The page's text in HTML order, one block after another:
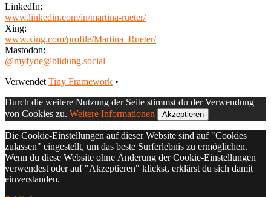
LinkedIn:
www.linkedin.com/in/martina-rueter/
Xing:
www.xing.com/profile/Martina_Rueter/
Mastodon:
@myfyde@bildung.social
Footer
Inhalt
Verwendet Tiny Framework •
Durch die weitere Nutzung der Seite stimmst du der Verwendung
von Cookies zu. Weitere Informationen Akzeptieren
Die Cookie-Einstellungen auf dieser Website sind auf "Cookies
zulassen" eingestellt, um das beste Surferlebnis zu ermöglichen.
Wenn du diese Website ohne Änderung der Cookie-Einstellungen
verwendest oder auf "Akzeptieren" klickst, erklärst du sich damit
einverstanden.